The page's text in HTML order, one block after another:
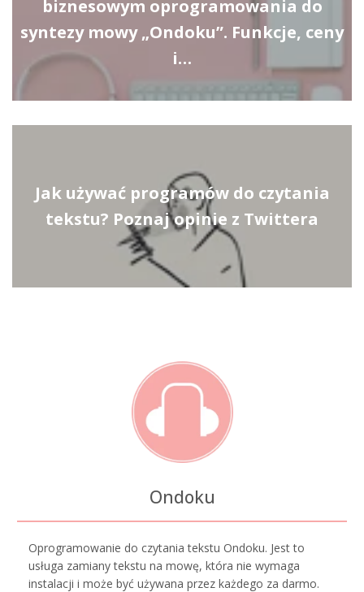
biznesowym oprogramowania do
syntezy mowy „Ondoku”. Funkcje, ceny
i…
Jak używać programów do czytania
tekstu? Poznaj opinie z Twittera
Ondoku
Oprogramowanie do czytania tekstu Ondoku. Jest to
usługa zamiany tekstu na mowę, która nie wymaga
instalacji i może być używana przez każdego za darmo.